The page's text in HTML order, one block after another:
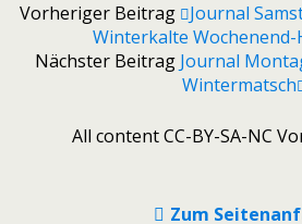
Vorheriger Beitrag
Journal
Winterkalte
Nächster Beitrag Journal
Wintermatsch
All content CC-BY-SA-NC
Zum